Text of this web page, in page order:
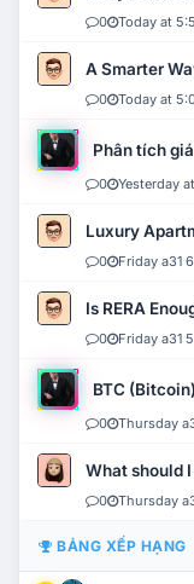
0 Today at
A Smarter
0 Today at
Phân tích
0 Yesterday
Luxury
0 Friday a31
Is RERA
0 Friday a31
BTC
0 Thursday
What should
0 Thursday
BẢNG XẾP HẠNG